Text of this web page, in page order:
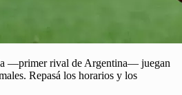
—primer rival de Argentina— juegan
Repasá los horarios y los